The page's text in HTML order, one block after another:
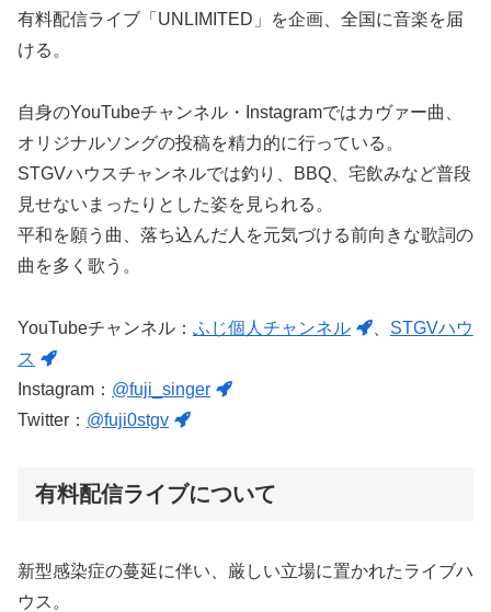
有料配信ライブ「UNLIMITED」を企画、全国に音楽を届
ける。
自身のYouTubeチャンネル・Instagramではカヴァー曲、
オリジナルソングの投稿を精力的に行っている。
STGVハウスチャンネルでは釣り、BBQ、宅飲みなど普段
見せないまったりとした姿を見られる。
平和を願う曲、落ち込んだ人を元気づける前向きな歌詞の
曲を多く歌う。
YouTubeチャンネル： ふじ個人チャンネル 、 STGVハウ
ス
Instagram： @fuji_singer
Twitter： @fuji0stgv
有料配信ライブについて
新型感染症の蔓延に伴い、厳しい立場に置かれたライブハ
ウス。